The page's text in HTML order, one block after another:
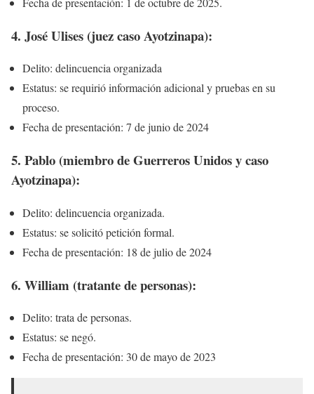
4. José Ulises (juez caso Ayotzinapa):
Delito: delincuencia organizada
Estatus: se requirió información adicional y pruebas en su
proceso.
Fecha de presentación: 7 de junio de 2024
5. Pablo (miembro de Guerreros Unidos y caso
Ayotzinapa):
Delito: delincuencia organizada.
Estatus: se solicitó petición formal.
Fecha de presentación: 18 de julio de 2024
6. William (tratante de personas):
Delito: trata de personas.
Estatus: se negó.
Fecha de presentación: 30 de mayo de 2023